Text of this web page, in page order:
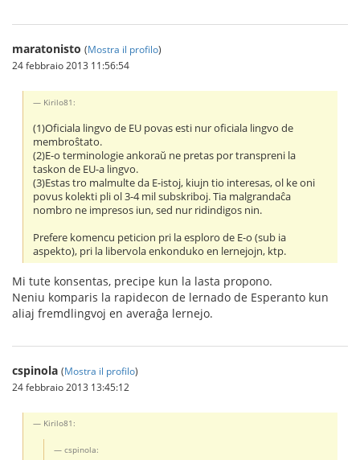
maratonisto (Mostra il profilo)
24 febbraio 2013 11:56:54
Kirilo81:
(1)Oficiala lingvo de EU povas esti nur oficiala lingvo de
membroŝtato.
(2)E-o terminologie ankoraŭ ne pretas por transpreni la
taskon de EU-a lingvo.
(3)Estas tro malmulte da E-istoj, kiujn tio interesas, ol ke oni
povus kolekti pli ol 3-4 mil subskriboj. Tia malgrandaĉa
nombro ne impresos iun, sed nur ridindigos nin.
Prefere komencu peticion pri la esploro de E-o (sub ia
aspekto), pri la libervola enkonduko en lernejojn, ktp.
Mi tute konsentas, precipe kun la lasta propono.
Neniu komparis la rapidecon de lernado de Esperanto kun
aliaj fremdlingvoj en averaĝa lernejo.
cspinola (Mostra il profilo)
24 febbraio 2013 13:45:12
Kirilo81:
cspinola: